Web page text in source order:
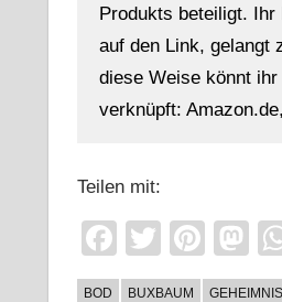
Produkts beteiligt.
auf den Link, gelangt
diese Weise könnt
verknüpft:
Teilen mit:
Facebook
Twitter
BOD BUXBAUM GEHEIMNIS